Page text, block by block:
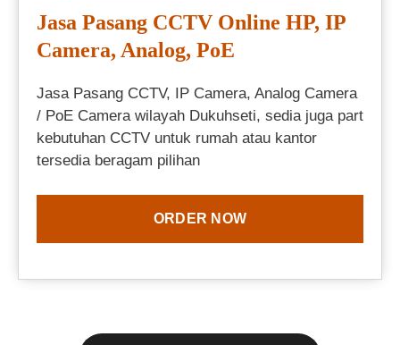
Jasa Pasang CCTV Online HP, IP
Camera, Analog, PoE
Jasa Pasang CCTV, IP Camera, Analog Camera
/ PoE Camera wilayah Dukuhseti, sedia juga part
kebutuhan CCTV untuk rumah atau kantor
tersedia beragam pilihan
ORDER NOW